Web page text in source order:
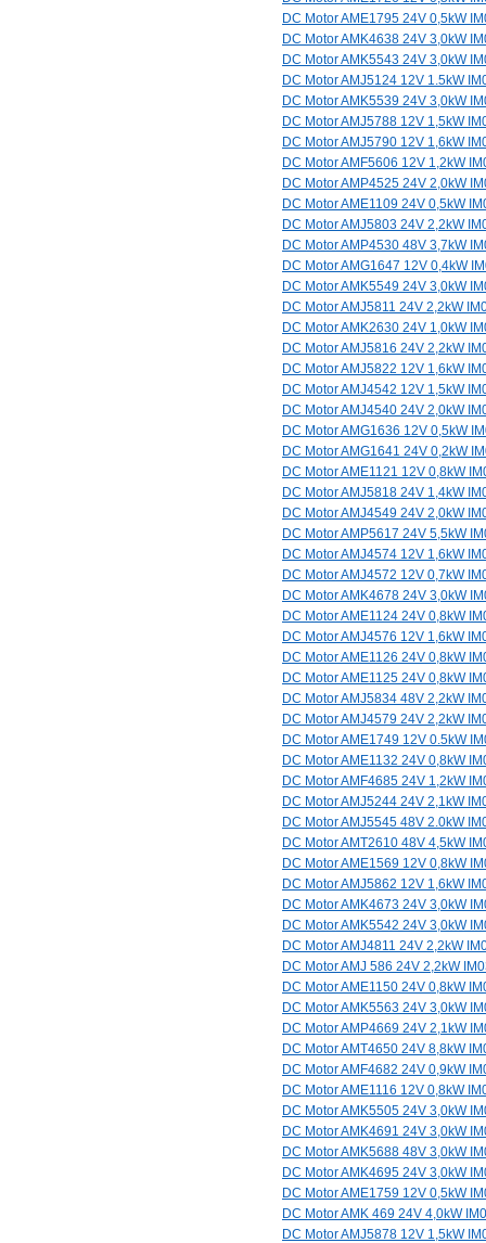
DC Motor AME1795 24V 0,5kW
DC Motor AMK4638 24V 3,0kW
DC Motor AMK5543 24V 3,0kW
DC Motor AMJ5124 12V 1.5kW
DC Motor AMK5539 24V 3,0kW
DC Motor AMJ5788 12V 1,5kW
DC Motor AMJ5790 12V 1,6kW
DC Motor AMF5606 12V 1,2kW
DC Motor AMP4525 24V 2,0kW
DC Motor AME1109 24V 0,5kW
DC Motor AMJ5803 24V 2,2kW
DC Motor AMP4530 48V 3,7kW
DC Motor AMG1647 12V 0,4kW
DC Motor AMK5549 24V 3,0kW
DC Motor AMJ5811 24V 2,2kW
DC Motor AMK2630 24V 1,0kW
DC Motor AMJ5816 24V 2,2kW
DC Motor AMJ5822 12V 1,6kW
DC Motor AMJ4542 12V 1,5kW
DC Motor AMJ4540 24V 2,0kW
DC Motor AMG1636 12V 0,5kW
DC Motor AMG1641 24V 0,2kW
DC Motor AME1121 12V 0,8kW
DC Motor AMJ5818 24V 1,4kW
DC Motor AMJ4549 24V 2,0kW
DC Motor AMP5617 24V 5,5kW
DC Motor AMJ4574 12V 1,6kW
DC Motor AMJ4572 12V 0,7kW
DC Motor AMK4678 24V 3,0kW
DC Motor AME1124 24V 0,8kW
DC Motor AMJ4576 12V 1,6kW
DC Motor AME1126 24V 0,8kW
DC Motor AME1125 24V 0,8kW
DC Motor AMJ5834 48V 2,2kW
DC Motor AMJ4579 24V 2,2kW
DC Motor AME1749 12V 0.5kW
DC Motor AME1132 24V 0,8kW
DC Motor AMF4685 24V 1,2kW
DC Motor AMJ5244 24V 2,1kW
DC Motor AMJ5545 48V 2.0kW
DC Motor AMT2610 48V 4,5kW
DC Motor AME1569 12V 0,8kW
DC Motor AMJ5862 12V 1,6kW
DC Motor AMK4673 24V 3,0kW
DC Motor AMK5542 24V 3,0kW
DC Motor AMJ4811 24V 2,2kW
DC Motor AMJ 586 24V 2,2kW
DC Motor AME1150 24V 0,8kW
DC Motor AMK5563 24V 3,0kW
DC Motor AMP4669 24V 2,1kW
DC Motor AMT4650 24V 8,8kW
DC Motor AMF4682 24V 0,9kW
DC Motor AME1116 12V 0,8kW
DC Motor AMK5505 24V 3,0kW
DC Motor AMK4691 24V 3,0kW
DC Motor AMK5688 48V 3,0kW
DC Motor AMK4695 24V 3,0kW
DC Motor AME1759 12V 0,5kW
DC Motor AMK 469 24V 4,0kW
DC Motor AMJ5878 12V 1,5kW